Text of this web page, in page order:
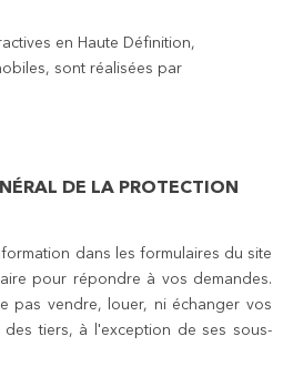
en Haute Définition,
sont réalisées par
DE LA PROTECTION
dans les formulaires du site
pour répondre à vos demandes.
pas vendre, louer, ni échanger vos
des tiers, à l'exception de ses sous-